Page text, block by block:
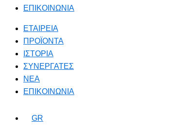
ΕΠΙΚΟΙΝΩΝΙΑ
ΕΤΑΙΡΕΙΑ
ΠΡΟΪΟΝΤΑ
ΙΣΤΟΡΙΑ
ΣΥΝΕΡΓΑΤΕΣ
NEA
ΕΠΙΚΟΙΝΩΝΙΑ
GR